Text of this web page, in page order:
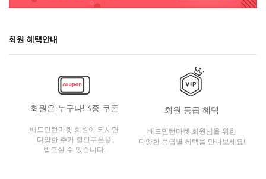
회원 혜택안내
회원은 누구나! 3종 쿠폰
배드민턴마켓 회원이 되시면
다양한 추가 할인쿠폰을
받으실 수 있습니다.
회원 등급 혜택
배드민턴마켓 회원님을 위한
다양한 등급별 혜택을 만나보세요!